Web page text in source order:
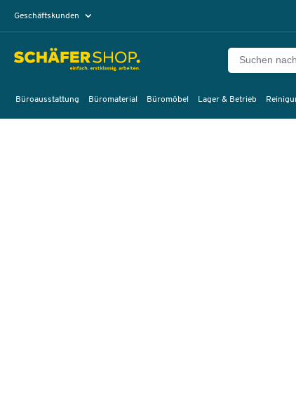
Geschäftskunden
Büroausstattung Büromaterial Büromöbel Lager & Betrieb